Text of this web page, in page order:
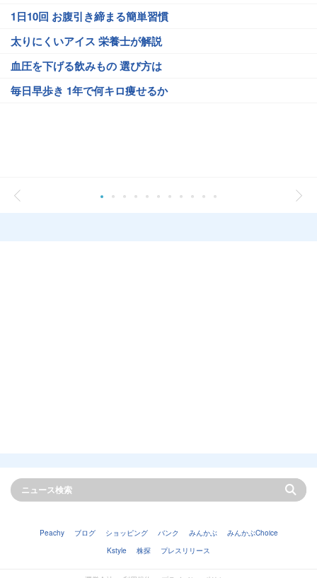
1日10回 お腹引き締まる簡単習慣
太りにくいアイス 栄養士が解説
血圧を下げる飲みもの 選び方は
毎日早歩き 1年で何キロ痩せるか
Peachy ブログ ショッピング バンク みんかぶ
みんかぶChoice
Kstyle
株探 プレスリリース